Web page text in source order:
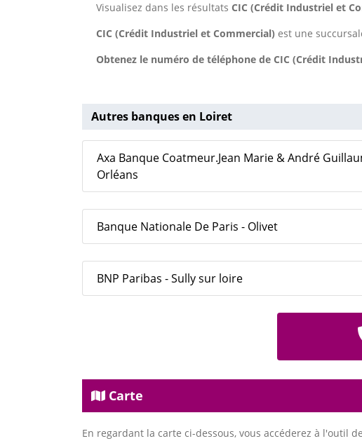
Visualisez dans les résultats CIC (Crédit Industriel et
CIC (Crédit Industriel et Commercial) est une
Obtenez le numéro de téléphone de CIC (Crédit
Autres banques en Loiret
Axa Banque Coatmeur.Jean Marie & André
Orléans
Banque Nationale De Paris - Olivet
BNP Paribas - Sully sur loire
Carte
En regardant la carte ci-dessous, vous accéderez à l'outil